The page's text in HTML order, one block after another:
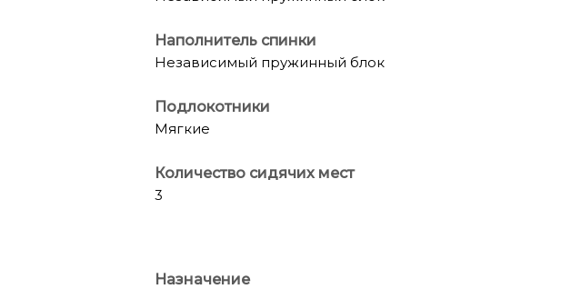
Наполнитель спинки
Независимый пружинный блок
Подлокотники
Мягкие
Количество сидячих мест
3
Назначение